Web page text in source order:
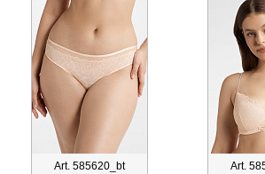
Art. 585620_bt
Art.